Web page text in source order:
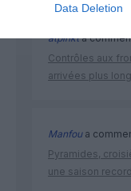
Data Deletion
atplhkta
Contrôles aux
arrivées plus
Manfoua
Pyramides,
une saison